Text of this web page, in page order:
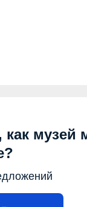
как музей